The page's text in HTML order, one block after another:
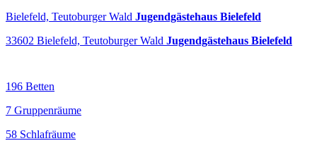
Bielefeld, Teutoburger Wald Jugendgästehaus Bielefeld
33602 Bielefeld, Teutoburger Wald Jugendgästehaus Bielefeld
196 Betten
7 Gruppenräume
58 Schlafräume